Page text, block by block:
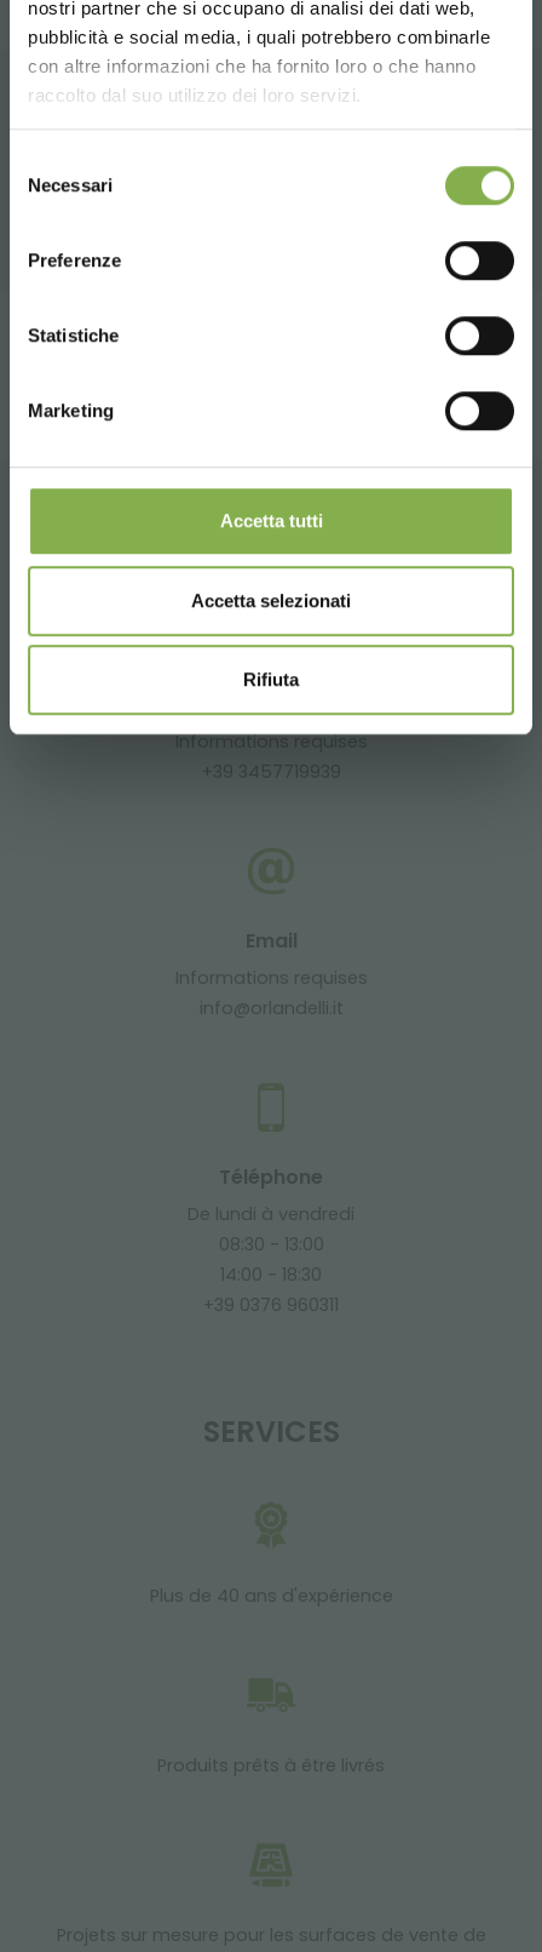
nostri partner che si occupano di analisi dei dati web,
pubblicità e social media, i quali potrebbero combinarle
con altre informazioni che ha fornito loro o che hanno
raccolto dal suo utilizzo dei loro servizi.
delNecessari
Preferenze
Statistiche
Marketing
Accetta tutti
Accetta selezionati
Rifiuta
PRODUITS CONNEXES
Une sélection des meilleurs produits en vente
Choose the country you are in and your
language for a better browsing experience
CONTACTS
Informations requises
+39 3457719939
Email
Informations requises
info@orlandelli.it
Téléphone
De lundi à vendredi
08:30 - 13:00
14:00 - 18:30
+39 0376 960311
SERVICES
Plus de 40 ans d'expérience
Produits prêts à être livrés
Projets sur mesure pour les surfaces de vente de
FICHE TECHNIQUE
Connectez-vous ou
inscrivez-vous pour